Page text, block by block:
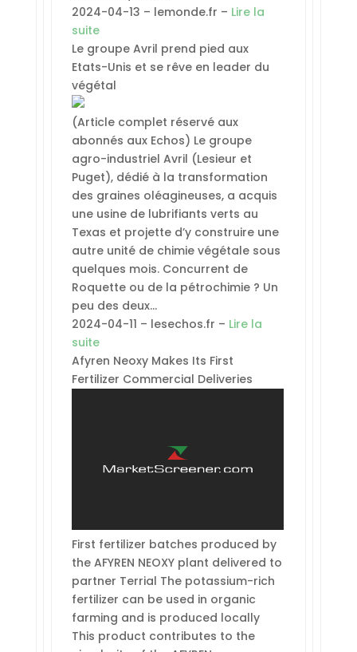
2024-04-13 – lemonde.fr – Lire la
suite
Le groupe Avril prend pied aux
Etats-Unis et se rêve en leader du
végétal
(Article complet réservé aux
abonnés aux Echos) Le groupe
agro-industriel Avril (Lesieur et
Puget), dédié à la transformation
des graines oléagineuses, a acquis
une usine de lubrifiants verts au
Texas et projette d’y construire une
autre unité de chimie végétale sous
quelques mois. Concurrent de
Roquette ou de la pétrochimie ? Un
peu des deux…
2024-04-11 – lesechos.fr – Lire la
suite
Afyren Neoxy Makes Its First
Fertilizer Commercial Deliveries
First fertilizer batches produced by
the AFYREN NEOXY plant delivered to
partner Terrial The potassium-rich
fertilizer can be used in organic
farming and is produced locally
This product contributes to the